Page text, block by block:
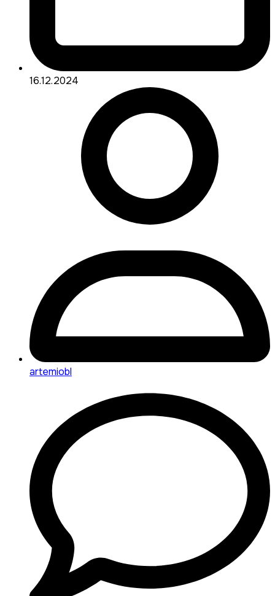
16.12.2024
artemiobl